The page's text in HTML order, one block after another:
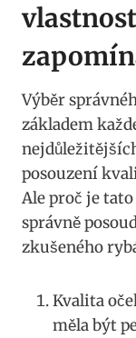
Výběr​
‍základem​
posouzení⁣
Ale proč je
⁣správně
⁢zkušeného
Kvalita‍
⁢měla být